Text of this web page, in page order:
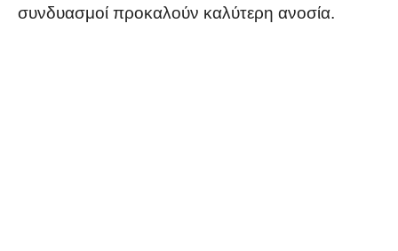
συνδυασμοί προκαλούν καλύτερη ανοσία.